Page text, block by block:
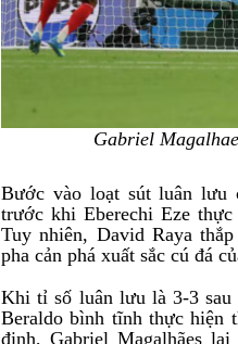
Gabriel
Bước vào loạt sút luân lưu
trước khi Eberechi Eze
Tuy nhiên, David Raya
pha cản phá xuất sắc cú đá
Khi tỉ số luân lưu là 3-3 sau
Beraldo bình tĩnh thực hiện
định, Gabriel Magalhães